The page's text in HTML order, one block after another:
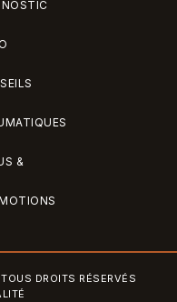
&
DROITS RÉSERVÉS